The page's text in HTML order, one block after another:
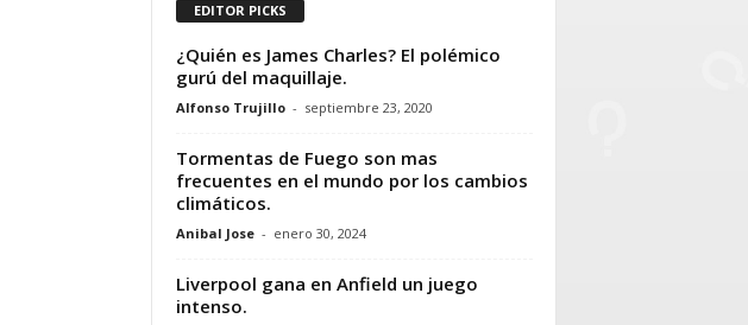
EDITOR PICKS
¿Quién es James Charles? El polémico
gurú del maquillaje.
Alfonso Trujillo - septiembre 23, 2020
Tormentas de Fuego son mas
frecuentes en el mundo por los cambios
climáticos.
Anibal Jose - enero 30, 2024
Liverpool gana en Anfield un juego
intenso.